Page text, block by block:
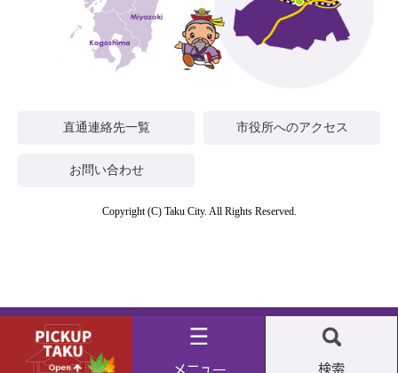
Pickup
直通連絡先一覧 市役所へのアクセス
お問い合わせ
Copyright (C) Taku City. All Rights Reserved.